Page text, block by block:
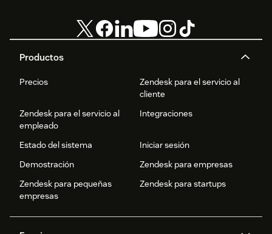
Productos
Precios
Zendesk para el servicio al
cliente
Zendesk para el servicio al
empleado
Integraciones
Estado del sistema
Iniciar sesión
Demostración
Zendesk para empresas
Zendesk para pequeñas
empresas
Zendesk para startups